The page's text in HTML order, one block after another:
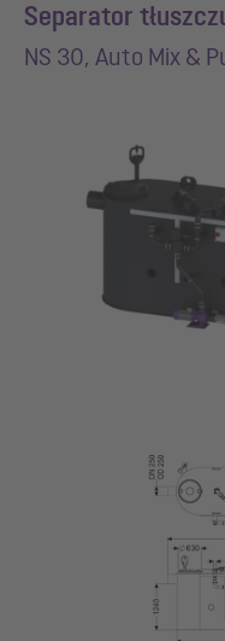
Separator
NS 30, Auto Mix &